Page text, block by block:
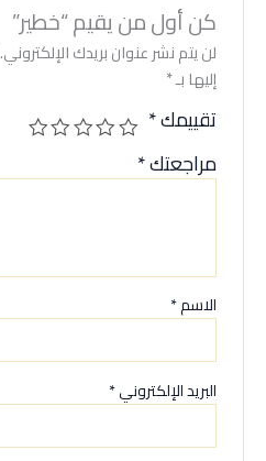
كن أول من يقيم “خطير”
لن يتم نشر عنوان بريدك الإلكتروني.
إليها بـ*
تقييمك*
مراجعتك*
الاسم*
البريد الإلكتروني*